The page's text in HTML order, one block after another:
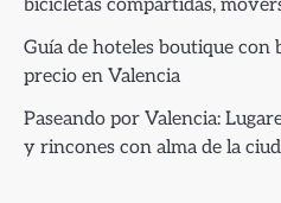
bicicletas compartidas,
Guía de hoteles boutique con
precio en Valencia
Paseando por Valencia:
y rincones con alma de la